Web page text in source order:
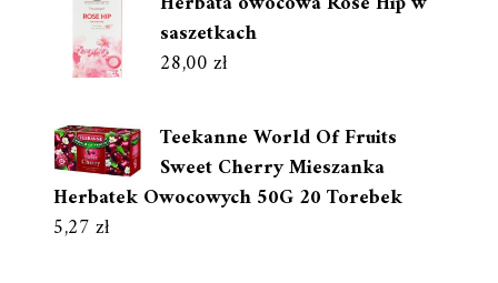
saszetkach
28,00zł
Teekanne World Of Fruits
Sweet Cherry Mieszanka
Herbatek Owocowych 50G 20 Torebek
5,27zł